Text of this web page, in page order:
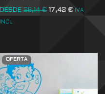
DESDE 26,14€ 17,42€ IVA
INCL
OFERTA